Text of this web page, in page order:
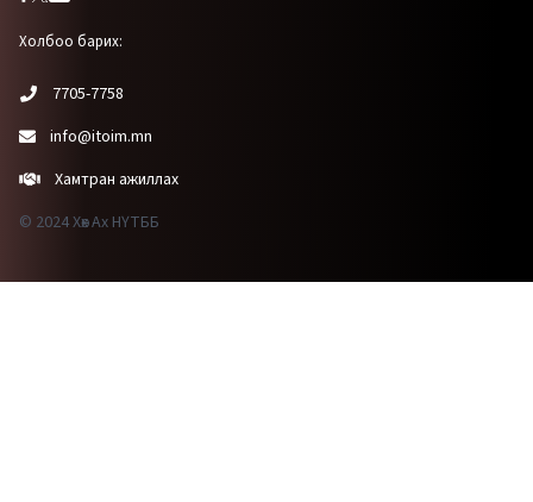
Холбоо барих:
7705-7758
info@itoim.mn
Хамтран ажиллах
© 2024 Хөх Ах НҮТББ